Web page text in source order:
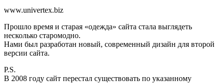
www.univertex.biz
Прошло время и старая «одежда» сайта стала выглядеть
несколько старомодно.
Нами был разработан новый, современный дизайн для второй
версии сайта.
P.S.
В 2008 году сайт перестал существовать по указанному